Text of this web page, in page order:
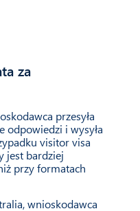
za
przesyła
odpowiedzi i wysyła
visitor visa
jest bardziej
przy formatach
wnioskodawca